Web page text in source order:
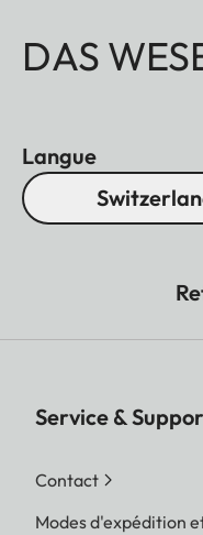
DAS
Langue
Service &
Contact
Modes d'expédition